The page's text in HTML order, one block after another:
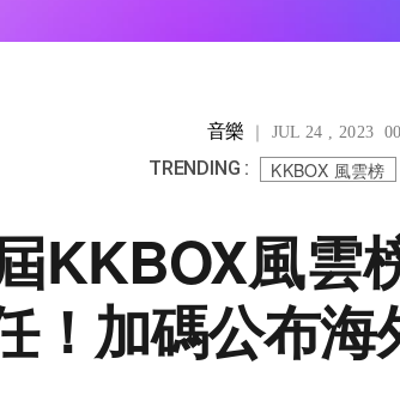
音樂 ｜ JUL 24 , 2023
TRENDING : KKBOX 風雲榜
KKBOX風雲
！加碼公布海